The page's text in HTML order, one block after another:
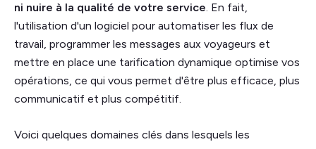
ni nuire à la qualité de votre service. En fait,
l'utilisation d'un logiciel pour automatiser les flux de
travail, programmer les messages aux voyageurs et
mettre en place une tarification dynamique optimise vos
opérations, ce qui vous permet d'être plus efficace, plus
communicatif et plus compétitif.
Voici quelques domaines clés dans lesquels les